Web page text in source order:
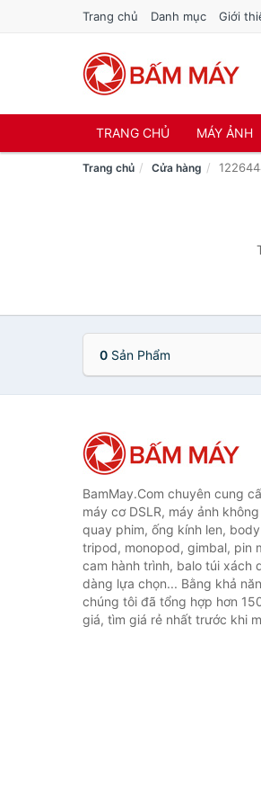
Trang chủ Danh mục Giới
TRANG CHỦ MÁY ẢNH
Trang chủ Cửa hàng
0 Sản Phẩm
BamMay.Com chuyên cung
máy cơ DSLR, máy ảnh
quay phim, ống kính len,
tripod, monopod, gimbal, pin
cam hành trình, balo túi xách
dàng lựa chọn... Bằng khả
chúng tôi đã tổng hợp hơn
giá, tìm giá rẻ nhất trước khi